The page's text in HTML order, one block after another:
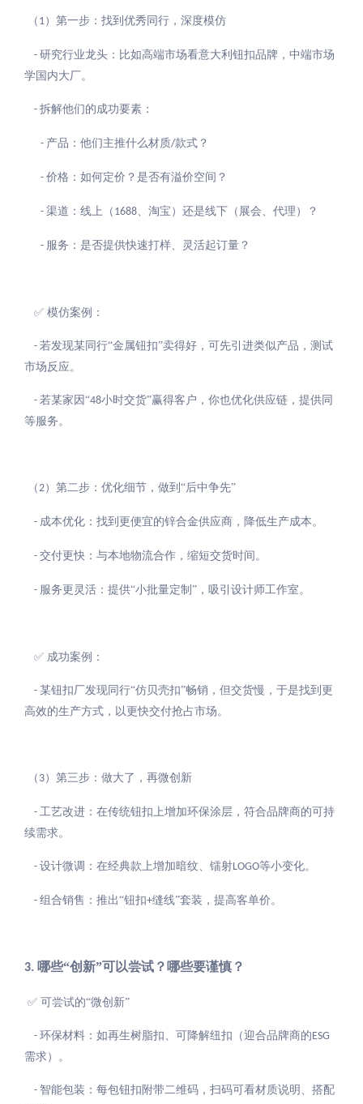
（ 1）第一步：找到优秀同行，深度模仿
- 研究行业龙头：比如高端市场看意大利钮扣品牌，中端市场
学国内大厂。
- 拆解他们的成功要素：
- 产品：他们主推什么材质/款式？
- 价格：如何定价？是否有溢价空间？
- 渠道：线上（ 1688、淘宝）还是线下（展会、代理）？
- 服务：是否提供快速打样、灵活起订量？
✅ 模仿案例：
- 若发现某同行“金属钮扣”卖得好，可先引进类似产品，测试
市场反应。
- 若某家因“48小时交货”赢得客户，你也优化供应链，提供同
等服务。
（2）第二步：优化细节，做到“后中争先”
- 成本优化：找到更便宜的锌合金供应商，降低生产成本。
- 交付更快：与本地物流合作，缩短交货时间。
- 服务更灵活：提供“小批量定制”，吸引设计师工作室。
✅ 成功案例：
- 某钮扣厂发现同行“仿贝壳扣”畅销，但交货慢，于是找到更
高效的生产方式，以更快交付抢占市场。
（ 3）第三步：做大了，再微创新
- 工艺改进：在传统钮扣上增加环保涂层，符合品牌商的可持
续需求。
- 设计微调：在经典款上增加暗纹、镭射LOGO等小变化。
- 组合销售：推出“钮扣+缝线”套装，提高客单价。
3. 哪些“创新”可以尝试？哪些要谨慎？
✅ 可尝试的“微创新”
- 环保材料：如再生树脂扣、可降解纽扣（迎合品牌商的ESG
需求）。
- 智能包装：每包钮扣附带二维码，扫码可看材质说明、搭配